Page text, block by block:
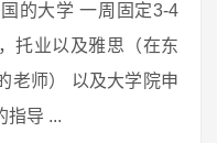
的大学 一周固定3-4
托业以及雅思（在东
老师） 以及大学院申
指导 ...